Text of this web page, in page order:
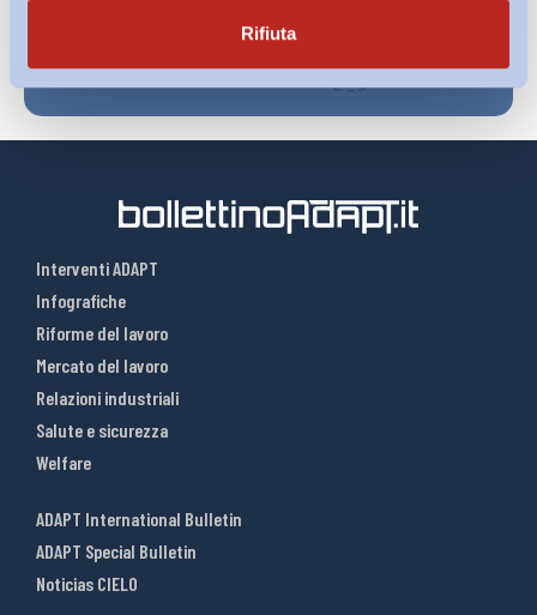
Rifiuta
Interventi ADAPT
Infografiche
Riforme del lavoro
Mercato del lavoro
Relazioni industriali
Salute e sicurezza
Welfare
ADAPT International Bulletin
ADAPT Special Bulletin
Noticias CIELO